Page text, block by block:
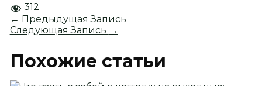
312
← Предыдущая Запись
Следующая Запись →
Похожие статьи